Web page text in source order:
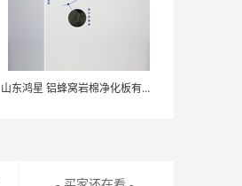
山东鸿星 铝蜂窝岩棉净化板有哪些优点